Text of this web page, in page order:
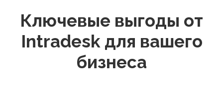
Ключевые выгоды от
Intradesk для вашего
бизнеса